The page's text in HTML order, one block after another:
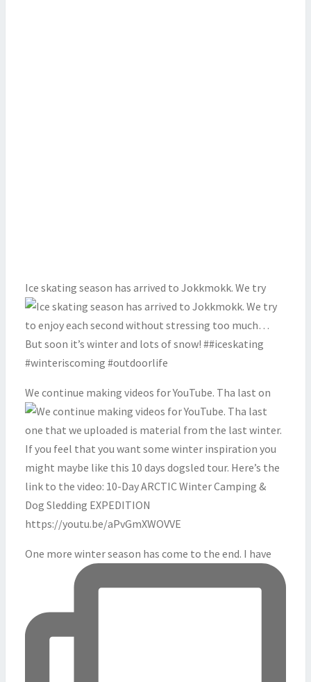
Ice skating season has arrived to Jokkmokk. We try
We continue making videos for YouTube. Tha last on
One more winter season has come to the end. I have